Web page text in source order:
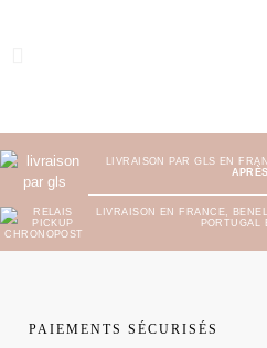
LIVRAISON PAR GLS EN
LIVRAISON EN FRANCE,
PORTUGAL
PAIEMENTS SÉCURISÉS